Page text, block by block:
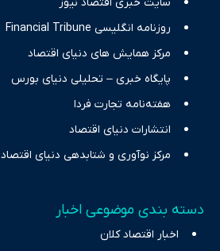
روزنامه انگلیسی Financial Tribune
مرکز همایش های دنیای اقتصاد
پایگاه خبری – تحلیلی دنیای بورس
هفته‌نامه تجارت فردا
انتشارات دنیای اقتصاد
مرکز نوآوری و شتابدهی دنیای اقتصاد
دسته بندی موضوعی اخبار
اخبار اقتصاد کلان